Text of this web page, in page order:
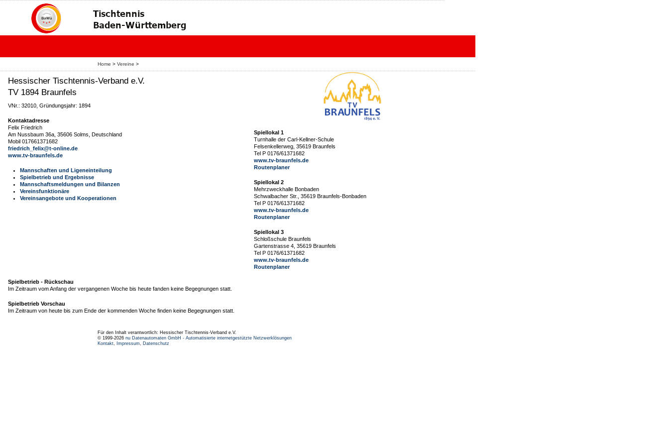
Home > Vereine >
Hessischer Tischtennis-Verband e.V.
TV 1894 Braunfels
VNr.: 32010, Gründungsjahr: 1894
Kontaktadresse
Felix Friedrich
Am Nussbaum 36a, 35606 Solms, Deutschland
Mobil 017661371682
friedrich_felix@t-online.de
www.tv-braunfels.de
Mannschaften und Ligeneinteilung
Spielbetrieb und Ergebnisse
Mannschaftsmeldungen und Bilanzen
Vereinsfunktionäre
Vereinsangebote und Kooperationen
Spiellokal 1
Turnhalle der Carl-Kellner-Schule
Felsenkellerweg, 35619 Braunfels
Tel P 0176/61371682
www.tv-braunfels.de
Routenplaner
Spiellokal 2
Mehrzweckhalle Bonbaden
Schwalbacher Str., 35619 Braunfels-Bonbaden
Tel P 0176/61371682
www.tv-braunfels.de
Routenplaner
Spiellokal 3
Schloßschule Braunfels
Gartenstrasse 4, 35619 Braunfels
Tel P 0176/61371682
www.tv-braunfels.de
Routenplaner
Spielbetrieb - Rückschau
Im Zeitraum vom Anfang der vergangenen Woche bis heute fanden keine Begegnungen statt.
Spielbetrieb Vorschau
Im Zeitraum von heute bis zum Ende der kommenden Woche finden keine Begegnungen statt.
Für den Inhalt verantwortlich: Hessischer Tischtennis-Verband e.V.
© 1999-2026 nu Datenautomaten GmbH - Automatisierte internetgestützte Netzwerklösungen
Kontakt, Impressum, Datenschutz